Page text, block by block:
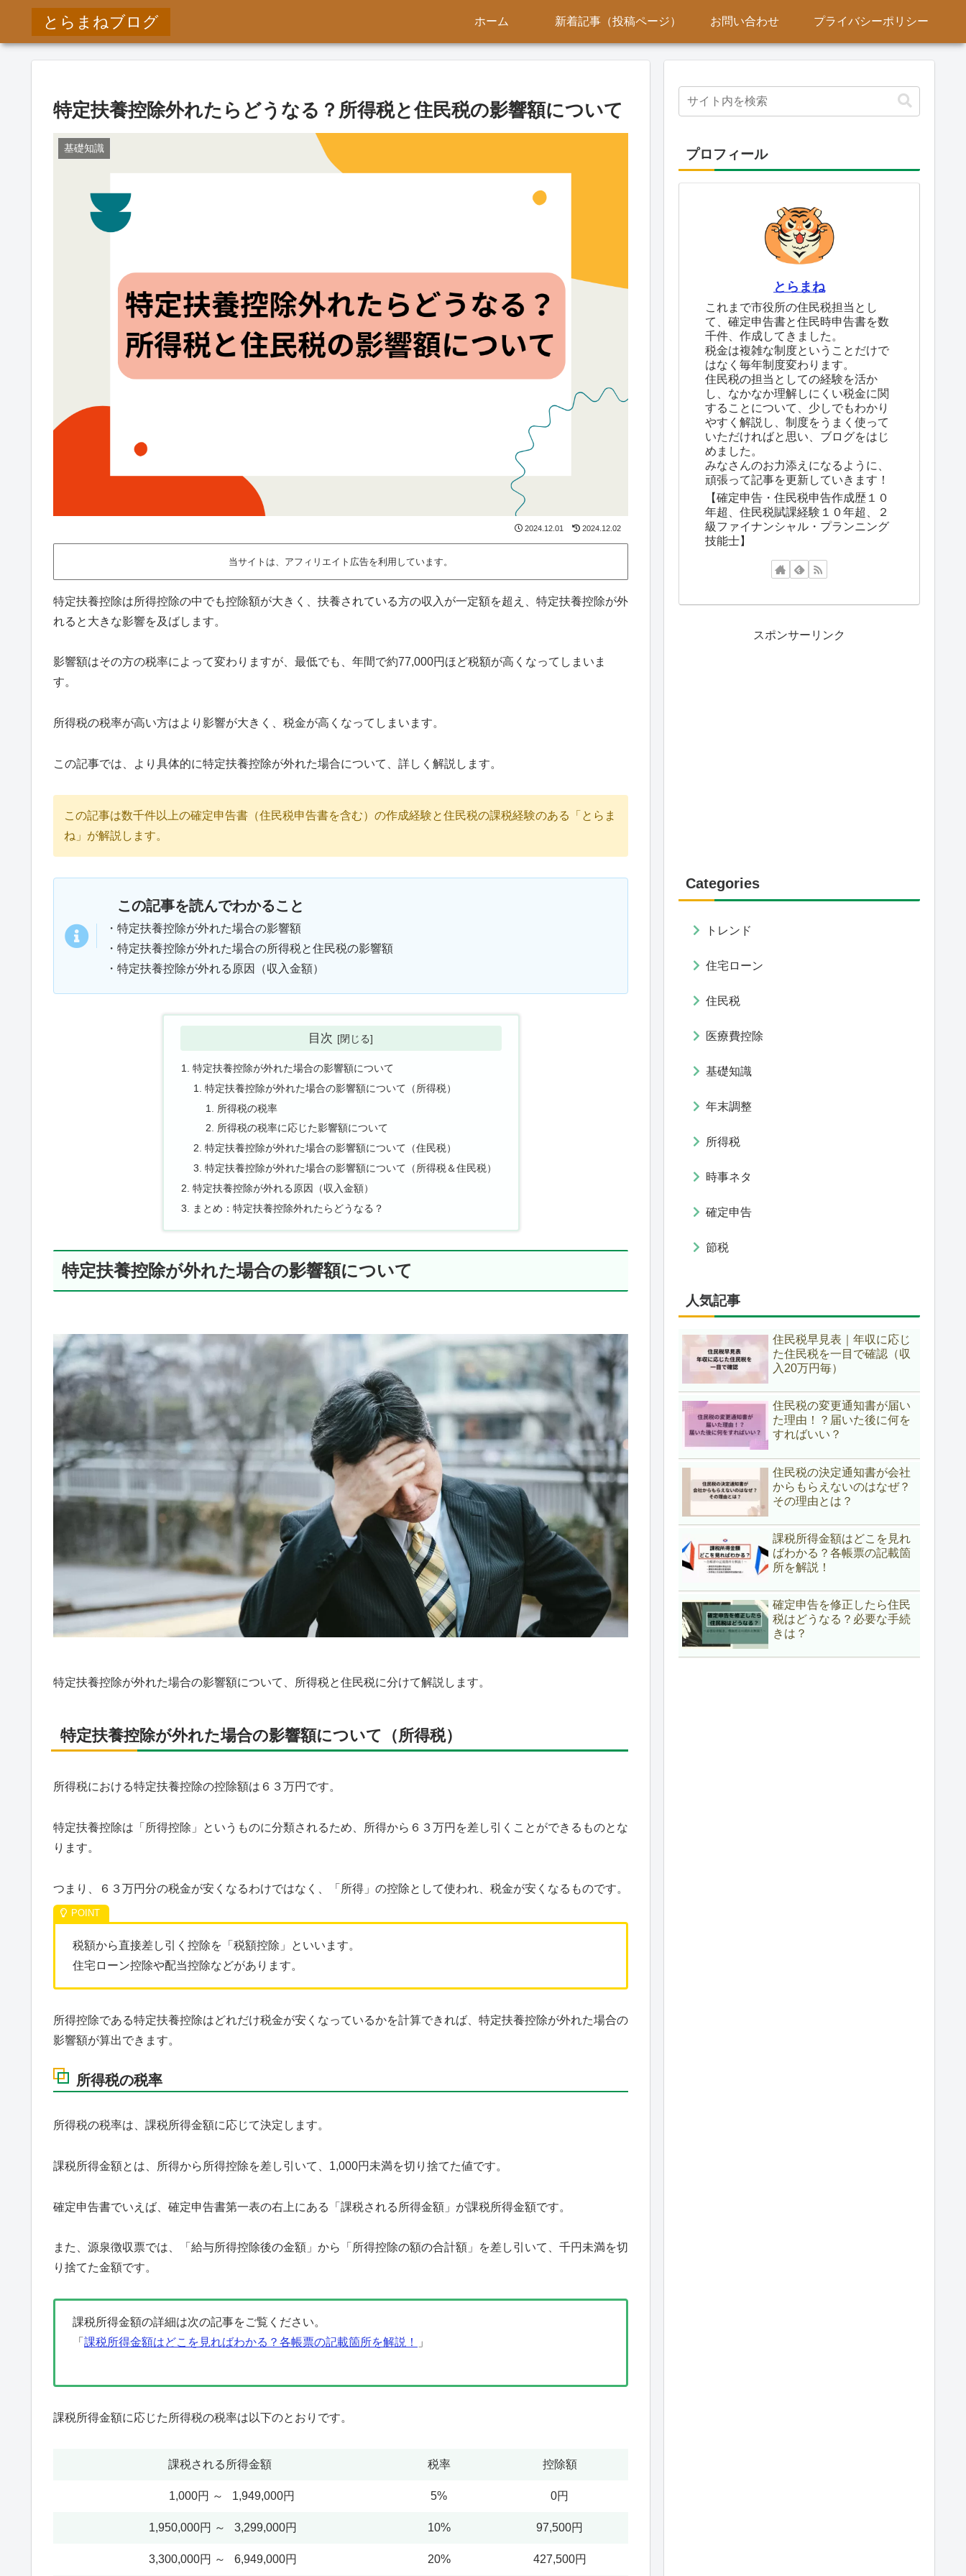
とらまねブログ ホーム 新着記事（投稿ページ） お問い合わせ プライバシーポリシー
特定扶養控除外れたらどうなる？所得税と住民税の影響額について
基礎知識
2024.12.01 2024.12.02
当サイトは、アフィリエイト広告を利用しています。
特定扶養控除は所得控除の中でも控除額が大きく、扶養されている方の収入が一定額を超え、特定扶養控除が外
れると大きな影響を及ばします。
影響額はその方の税率によって変わりますが、最低でも、年間で約77,000円ほど税額が高くなってしまいま
す。
所得税の税率が高い方はより影響が大きく、税金が高くなってしまいます。
この記事では、より具体的に特定扶養控除が外れた場合について、詳しく解説します。
この記事は数千件以上の確定申告書（住民税申告書を含む）の作成経験と住民税の課税経験のある「とらま
ね」が解説します。
この記事を読んでわかること
・特定扶養控除が外れた場合の影響額
・特定扶養控除が外れた場合の所得税と住民税の影響額
・特定扶養控除が外れる原因（収入金額）
目次
特定扶養控除が外れた場合の影響額について
特定扶養控除が外れた場合の影響額について（所得税）
所得税の税率
所得税の税率に応じた影響額について
特定扶養控除が外れた場合の影響額について（住民税）
特定扶養控除が外れた場合の影響額について（所得税＆住民税）
特定扶養控除が外れる原因（収入金額）
まとめ：特定扶養控除外れたらどうなる？
特定扶養控除が外れた場合の影響額について
特定扶養控除が外れた場合の影響額について、所得税と住民税に分けて解説します。
特定扶養控除が外れた場合の影響額について（所得税）
所得税における特定扶養控除の控除額は６３万円です。
特定扶養控除は「所得控除」というものに分類されるため、所得から６３万円を差し引くことができるものとな
ります。
つまり、６３万円分の税金が安くなるわけではなく、「所得」の控除として使われ、税金が安くなるものです。
税額から直接差し引く控除を「税額控除」といいます。
住宅ローン控除や配当控除などがあります。
所得控除である特定扶養控除はどれだけ税金が安くなっているかを計算できれば、特定扶養控除が外れた場合の
影響額が算出できます。
所得税の税率
所得税の税率は、課税所得金額に応じて決定します。
課税所得金額とは、所得から所得控除を差し引いて、1,000円未満を切り捨てた値です。
確定申告書でいえば、確定申告書第一表の右上にある「課税される所得金額」が課税所得金額です。
また、源泉徴収票では、「給与所得控除後の金額」から「所得控除の額の合計額」を差し引いて、千円未満を切
り捨てた金額です。
課税所得金額の詳細は次の記事をご覧ください。
「 課税所得金額はどこを見ればわかる？各帳票の記載箇所を解説！ 」
課税所得金額に応じた所得税の税率は以下のとおりです。
課税される所得金額 税率 控除額
1,000円 ～ 1,949,000円 5% 0円
1,950,000円 ～ 3,299,000円 10% 97,500円
3,300,000円 ～ 6,949,000円 20% 427,500円
プロフィール
とらまね
これまで市役所の住民税担当とし
て、確定申告書と住民時申告書を数
千件、作成してきました。
税金は複雑な制度ということだけで
はなく毎年制度変わります。
住民税の担当としての経験を活か
し、なかなか理解しにくい税金に関
することについて、少しでもわかり
やすく解説し、制度をうまく使って
いただければと思い、ブログをはじ
めました。
みなさんのお力添えになるように、
頑張って記事を更新していきます！
【確定申告・住民税申告作成歴１０
年超、住民税賦課経験１０年超、２
級ファイナンシャル・プランニング
技能士】
スポンサーリンク
Categories
トレンド
住宅ローン
住民税
医療費控除
基礎知識
年末調整
所得税
時事ネタ
確定申告
節税
人気記事
住民税早見表｜年収に応じ
た住民税を一目で確認（収
入20万円毎）
住民税の変更通知書が届い
た理由！？届いた後に何を
すればいい？
住民税の決定通知書が会社
からもらえないのはなぜ？
その理由とは？
課税所得金額はどこを見れ
ばわかる？各帳票の記載箇
所を解説！
確定申告を修正したら住民
税はどうなる？必要な手続
きは？